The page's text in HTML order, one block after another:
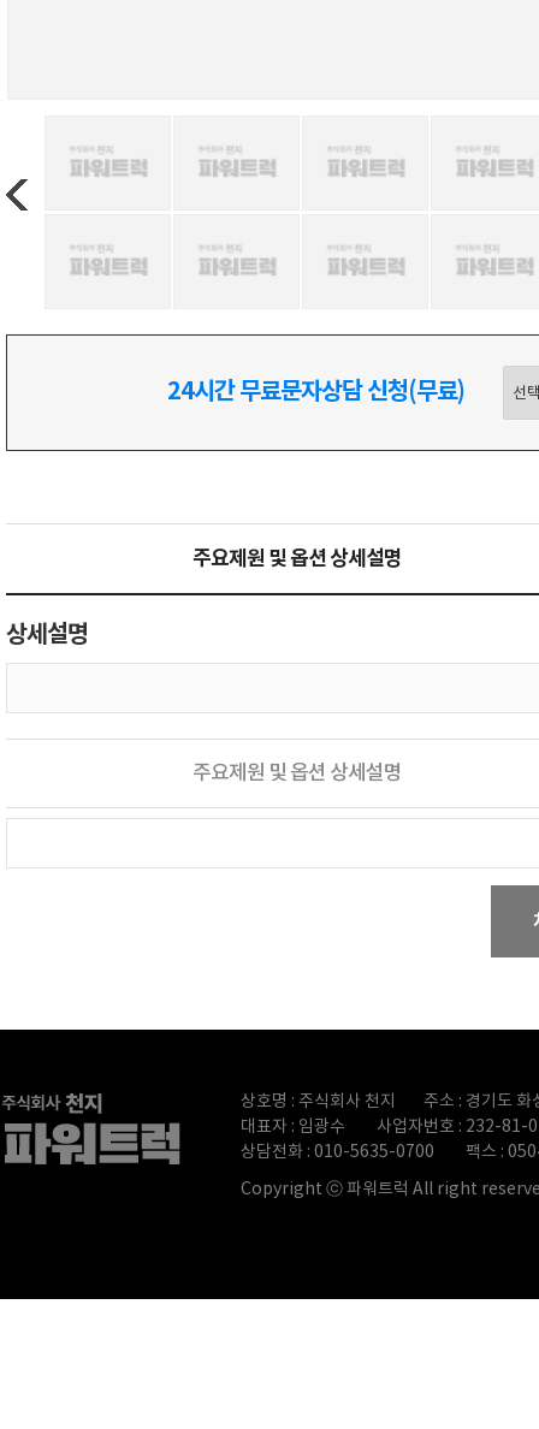
24시간 무료문자상담 신청(무료)
주요제원 및 옵션 상세설명
상세설명
주요제원 및 옵션 상세설명
상호명 : 주식회사 천지
주소 : 경기도
대표자 : 임광수
사업자번호 : 232-81-
상담전화 : 010-5635-0700
팩스 :
Copyright ⓒ 파워트럭 All right